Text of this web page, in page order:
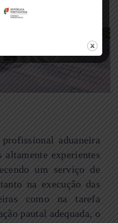
aduaneira
experientes
um serviço de
na execução das
como na tarefa
pautal adequada, o